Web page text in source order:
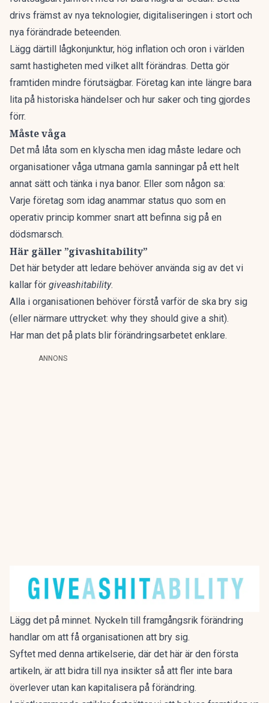
drivs främst av nya teknologier, digitaliseringen i stort och
nya förändrade beteenden.
Lägg därtill lågkonjunktur, hög inflation och oron i världen
samt hastigheten med vilket allt förändras. Detta gör
framtiden mindre förutsägbar. Företag kan inte längre bara
lita på historiska händelser och hur saker och ting gjordes
förr.
Måste våga
Det må låta som en klyscha men idag måste ledare och
organisationer våga utmana gamla sanningar på ett helt
annat sätt och tänka i nya banor. Eller som någon sa:
Varje företag som idag anammar status quo som en
operativ princip kommer snart att befinna sig på en
dödsmarsch.
Här gäller ”givashitability”
Det här betyder att ledare behöver använda sig av det vi
kallar för giveashitability.
Alla i organisationen behöver förstå varför de ska bry sig
(eller närmare uttrycket: why they should give a shit).
Har man det på plats blir förändringsarbetet enklare.
ANNONS
Lägg det på minnet. Nyckeln till framgångsrik förändring
handlar om att få organisationen att bry sig.
Syftet med denna artikelserie, där det här är den första
artikeln, är att bidra till nya insikter så att fler inte bara
överlever utan kan kapitalisera på förändring.